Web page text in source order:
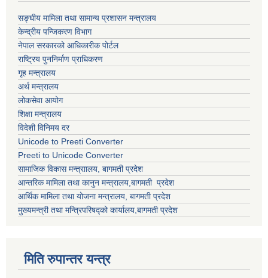
सङ्घीय मामिला तथा सामान्य प्रशासन मन्त्रालय
केन्द्रीय पन्जिकरण विभाग
नेपाल सरकारको आधिकारीक पोर्टल
राष्ट्रिय पुननिर्माण प्राधिकरण
गृह मन्त्रालय
अर्थ मन्त्रालय
लोकसेवा आयोग
शिक्षा मन्त्रालय
विदेशी विनिमय दर
Unicode to Preeti Converter
Preeti to Unicode Converter
सामाजिक विकास मन्त्राालय, बागमती प्रदेश
आन्तरिक मामिला तथा कानुन मन्त्रालय,बागमती प्रदेश
आर्थिक मामिला तथा योजना मन्त्रालय, बागमती प्रदेश
मुख्यमन्त्री तथा मन्त्रिपरिषद्को कार्यालय,बागमती प्रदेश
मिति रुपान्तर यन्त्र